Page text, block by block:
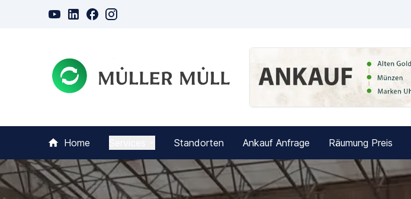
Home Standorten Ankauf Anfrage Räumung Preis